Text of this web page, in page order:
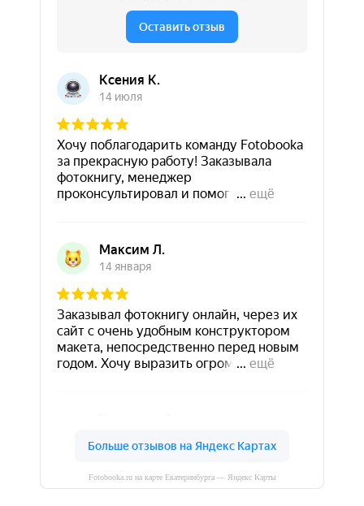
Fotobooka.ru на карте Екатеринбурга — Яндекс Карты